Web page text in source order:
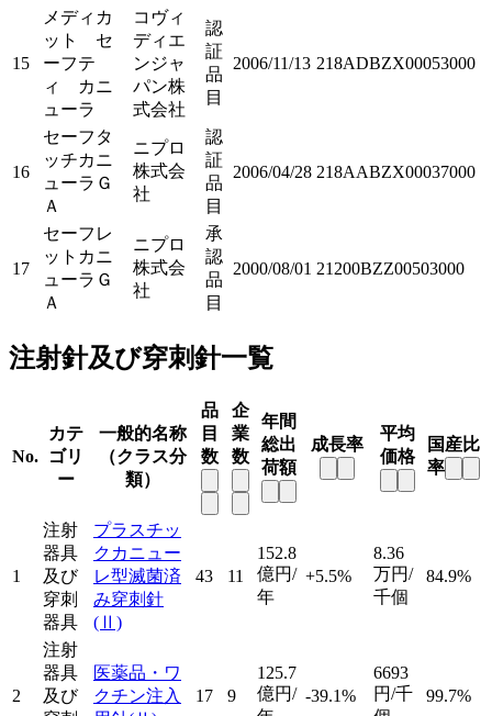
15
メディカ
ット セ
ーフテ
ィ カニ
ューラ
コヴィ
ディエ
ンジャ
パン株
式会社
認
証
品
目
2006/11/13 218ADBZX00053000
16
セーフタ
ッチカニ
ューラＧ
Ａ
ニプロ
株式会
社
認
証
品
目
2006/04/28 218AABZX00037000
17
セーフレ
ットカニ
ューラＧ
Ａ
ニプロ
株式会
社
承
認
品
目
2000/08/01 21200BZZ00503000
注射針及び穿刺針一覧
No.
カテ
ゴリ
ー
一般的名称
（クラス分
類）
品
目
数
企
業
数
年間
総出
荷額
成長率
平均
価格
国産比
率
1
注射
器具
及び
穿刺
器具
プラスチッ
クカニュー
レ型滅菌済
み穿刺針
(Ⅱ)
43 11
152.8
億円/
年
+5.5%
8.36
万円/
千個
84.9%
2
注射
器具
及び
医薬品・ワ
クチン注入
17 9
125.7
億円/ -39.1%
6693
円/千
99.7%